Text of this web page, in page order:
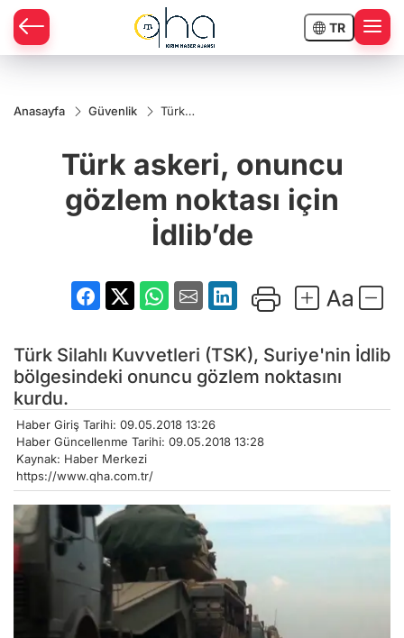
TR
Anasayfa Güvenlik
Türk
gözlem
noktası
İdlib’de
Türk askeri, onuncu
gözlem noktası için
İdlib’de
Türk Silahlı Kuvvetleri (TSK), Suriye'nin İdlib
bölgesindeki onuncu gözlem noktasını
kurdu.
Haber Giriş Tarihi: 09.05.2018 13:26
Haber Güncellenme Tarihi: 09.05.2018 13:28
Kaynak: Haber Merkezi
https://www.qha.com.tr/